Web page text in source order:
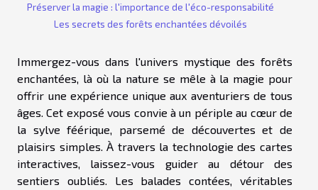
Préserver la magie : l'importance de l'éco-responsabilité
Les secrets des forêts enchantées dévoilés
Immergez-vous dans l'univers mystique des forêts
enchantées, là où la nature se mêle à la magie pour
offrir une expérience unique aux aventuriers de tous
âges. Cet exposé vous convie à un périple au cœur de
la sylve féérique, parsemé de découvertes et de
plaisirs simples. À travers la technologie des cartes
interactives, laissez-vous guider au détour des
sentiers oubliés. Les balades contées, véritables